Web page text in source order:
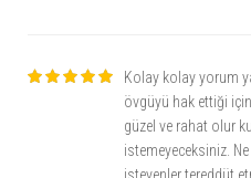
Kolay kolay yorum
övgüyü hak ettiği
güzel ve rahat olur
istemeyeceksiniz.